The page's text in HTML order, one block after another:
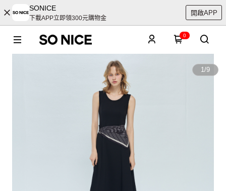
SONICE
下載APP立即領300元購物金
開啟APP
0
1/9